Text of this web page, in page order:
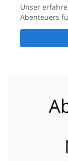
Unser
Abenteuers